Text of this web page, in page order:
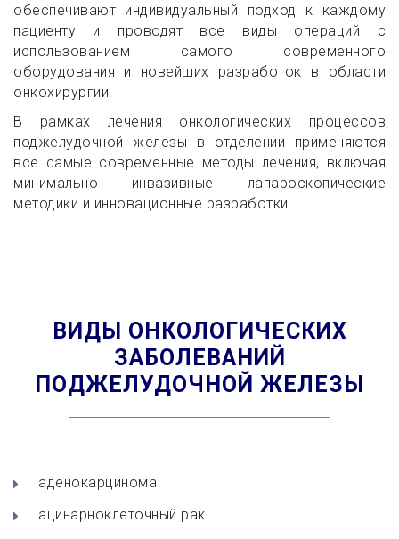
обеспечивают индивидуальный подход к каждому
пациенту и проводят все виды операций с
использованием самого современного
оборудования и новейших разработок в области
онкохирургии.
В рамках лечения онкологических процессов
поджелудочной железы в отделении применяются
все самые современные методы лечения, включая
минимально инвазивные лапароскопические
методики и инновационные разработки.
ВИДЫ ОНКОЛОГИЧЕСКИХ
ЗАБОЛЕВАНИЙ
ПОДЖЕЛУДОЧНОЙ ЖЕЛЕЗЫ
аденокарцинома
ацинарноклеточный рак